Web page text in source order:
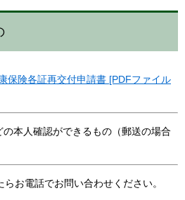
保険各証再交付申請書 [PDFファイル
確認ができるもの（郵送の場合
お電話でお問い合わせください。